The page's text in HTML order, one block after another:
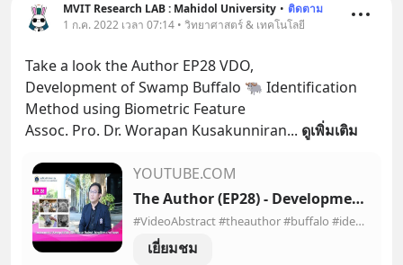
MVIT Research LAB : Mahidol University • ติดตาม
1 ก.ค. 2022 เวลา 07:14 • วิทยาศาสตร์ & เทคโนโลยี
Take a look the Author EP28 VDO,
Development of Swamp Buffalo 🐃 Identification
Method using Biometric Feature
Assoc. Pro. Dr. Worapan Kusakunniran... ดูเพิ่มเติม
YOUTUBE.COM
The Author (EP28) - Development of Swamp Buffalo Identification Method Using Biometric Feature
#VideoAbstract #theauthor #buffalo #identification #Biometric------------------------------------------------------------------------------------------------...
เยี่ยมชม